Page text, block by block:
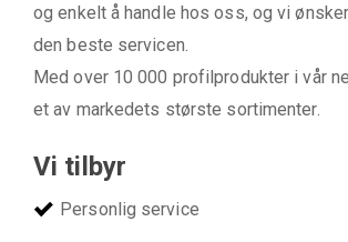
og enkelt å handle hos oss, og vi
den beste servicen.
Med over 10 000 profilprodukter i vår
et av markedets største sortimenter.
Vi tilbyr
Personlig service